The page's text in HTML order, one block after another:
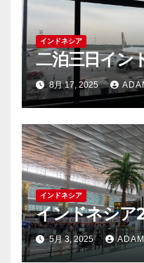
インドネシア
二泊三日イン
8月 17, 2025
インドネシア
インドネシア
5月 3, 2025